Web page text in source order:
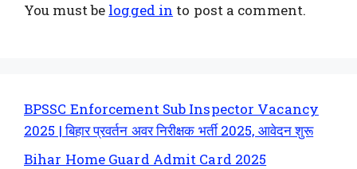
You must be logged in to post a comment.
BPSSC Enforcement Sub Inspector Vacancy
2025 | बिहार प्रवर्तन अवर निरीक्षक भर्ती 2025, आवेदन शुरू
Bihar Home Guard Admit Card 2025